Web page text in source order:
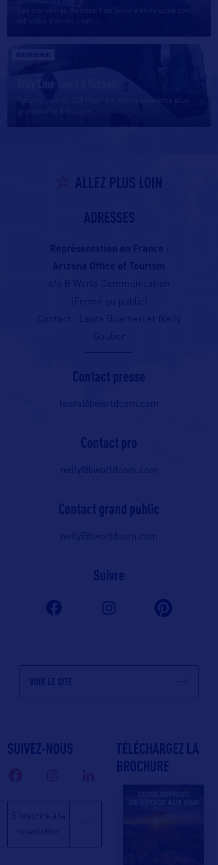
Les merveilles du désert de Sonora en Arizona sont
difficiles d’accès pour
DIVERTISSEMENT
Gray Line Tours à Tucson
Tucson, ou « El Old Pueblo », est la deuxième plus
grande ville d’Arizona,
ALLEZ PLUS LOIN
ADRESSES
Représentation en France :
Arizona Office of Tourism
c/o B World Communication
(Fermé au public)
Contact : Laura Guarneri et Nelly
Contact presse
laura@bworldcom.com
Contact pro
nelly@bworldcom.com
Contact grand public
nelly@bworldcom.com
Suivre
VOIR LE SITE
SUIVEZ-NOUS
S'inscrire à la
newsletter
TÉLÉCHARGEZ LA
BROCHURE